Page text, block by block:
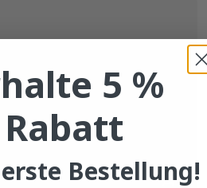
5 %
Rabatt
Bestellung!